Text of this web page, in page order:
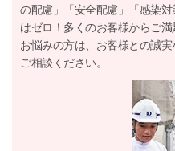
の配慮」「安全配慮」「感染
はゼロ！多くのお客様からご
お悩みの方は、お客様との誠
ご相談ください。